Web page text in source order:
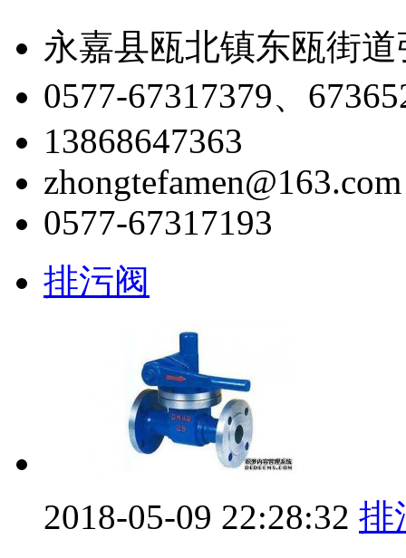
永嘉县瓯北镇东瓯街
0577-67317379、
13868647363
zhongtefamen@163.com
0577-67317193
排污阀
2018-05-09 22:28:32 排